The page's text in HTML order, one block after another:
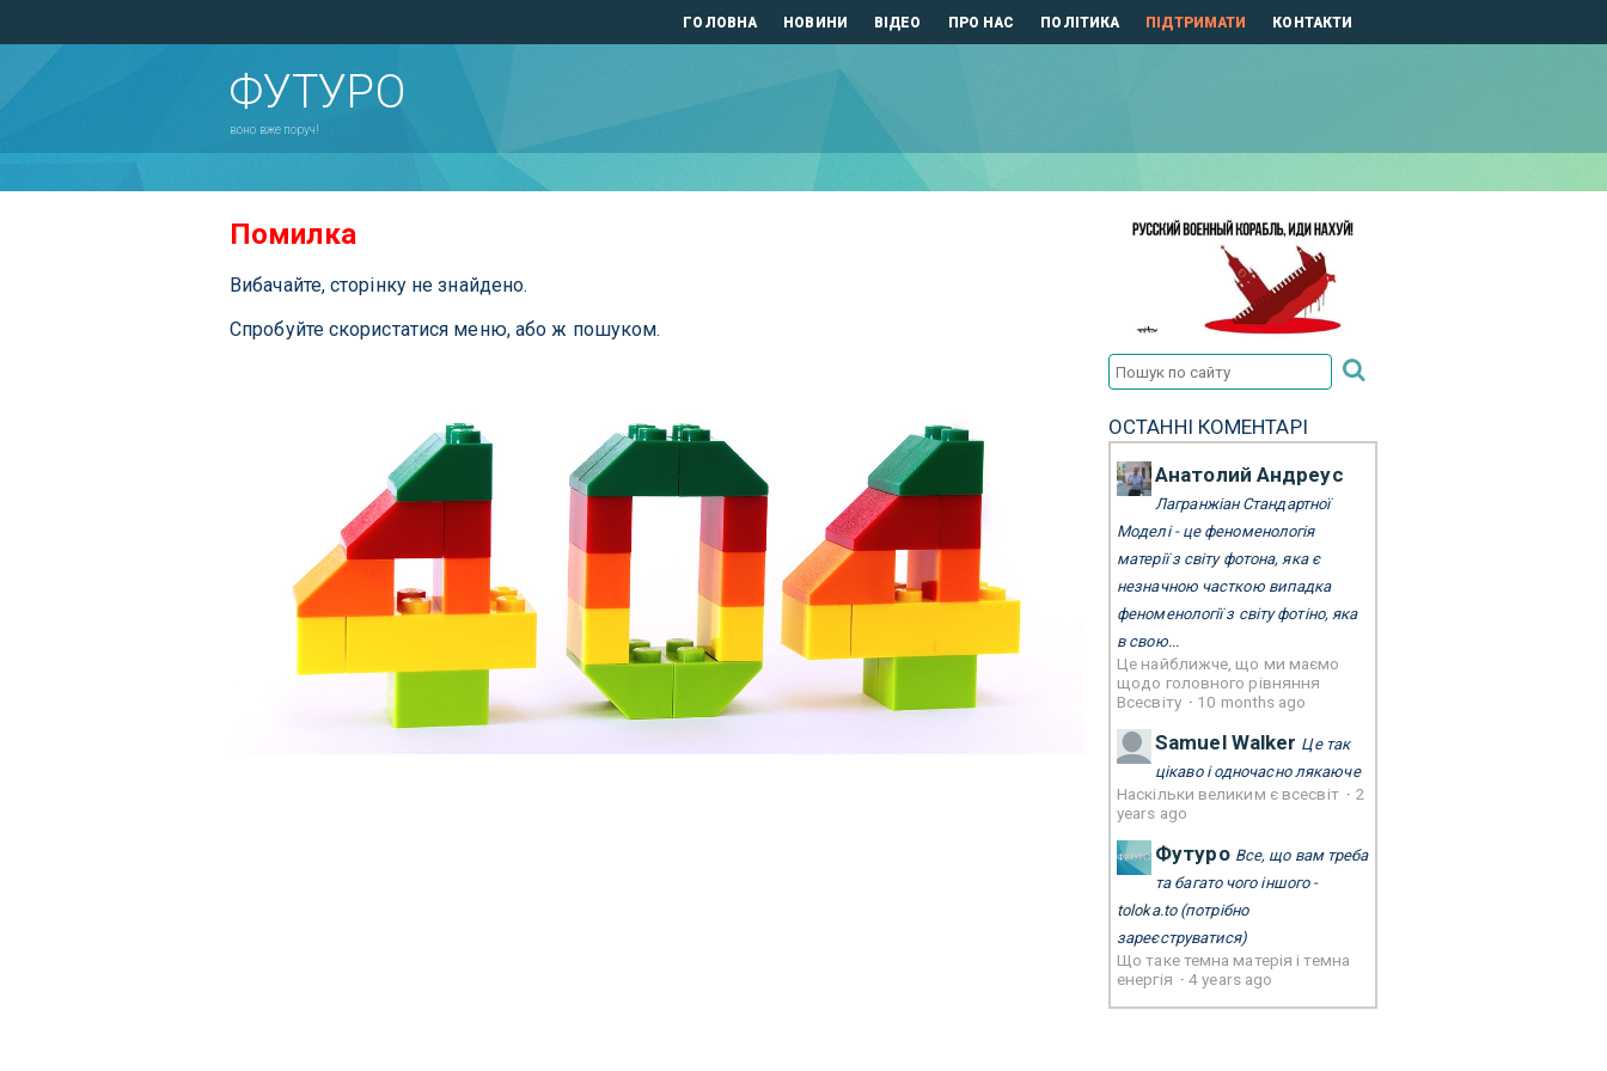
ГОЛОВНА НОВИНИ ВІДЕО ПРО НАС ПОЛІТИКА ПІДТРИМАТИ КОНТАКТИ
ФУТУРО
воно вже поруч!
Помилка
Вибачайте, сторінку не знайдено.
Спробуйте скористатися меню, або ж пошуком.
ОСТАННІ КОМЕНТАРІ
Анатолий Андреус
Лагранжіан Стандартної
Моделі - це феноменологія
матерії з світу фотона, яка є
незначною часткою випадка
феноменології з світу фотіно, яка
в свою...
Це найближче, що ми маємо
щодо головного рівняння
Всесвіту · 10 months ago
Samuel Walker Це так
цікаво і одночасно лякаюче
Наскільки великим є всесвіт · 2
years ago
Футуро Все, що вам треба
та багато чого іншого -
toloka.to(потрібно
зареєструватися)
Що таке темна матерія і темна
енергія ·4 years ago